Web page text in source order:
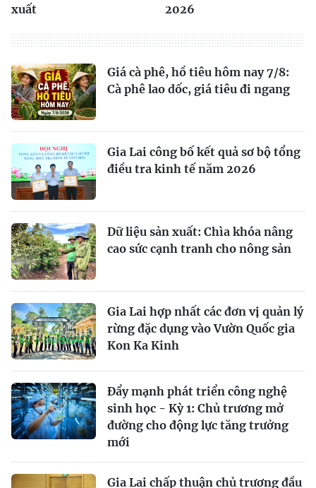
xuất
2026
Giá cà phê, hồ tiêu hôm nay 7/8:
Cà phê lao dốc, giá tiêu đi ngang
Gia Lai công bố kết quả sơ bộ tổng
điều tra kinh tế năm 2026
Dữ liệu sản xuất: Chìa khóa nâng
cao sức cạnh tranh cho nông sản
Gia Lai hợp nhất các đơn vị quản lý
rừng đặc dụng vào Vườn Quốc gia
Kon Ka Kinh
Đẩy mạnh phát triển công nghệ
sinh học - Kỳ 1: Chủ trương mở
đường cho động lực tăng trưởng
mới
Gia Lai chấp thuận chủ trương đầu